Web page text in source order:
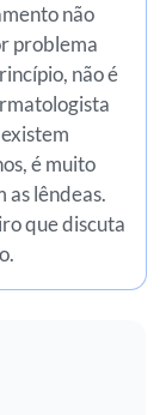
não
problema
não é
é muito
as lêndeas.
que discuta